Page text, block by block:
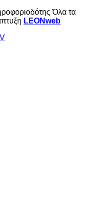
Όλα τα
LEONweb